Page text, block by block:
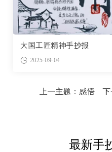
大国工匠精神手抄报
2025-09-04
上一主题： 感悟 下
最新手